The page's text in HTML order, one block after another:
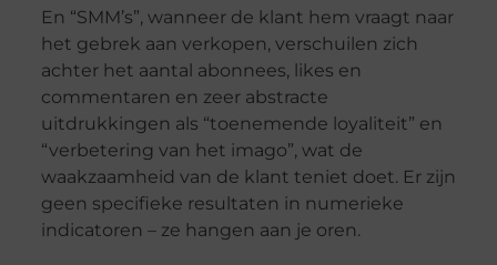
En “SMM’s”, wanneer de klant hem vraagt ​​naar
het gebrek aan verkopen, verschuilen zich
achter het aantal abonnees, likes en
commentaren en zeer abstracte
uitdrukkingen als “toenemende loyaliteit” en
“verbetering van het imago”, wat de
waakzaamheid van de klant teniet doet. Er zijn
geen specifieke resultaten in numerieke
indicatoren – ze hangen aan je oren.